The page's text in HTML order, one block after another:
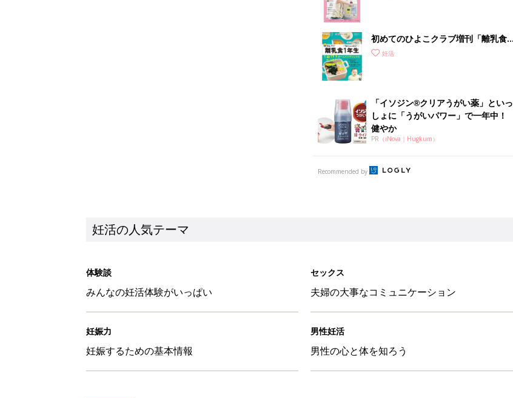
初めてのひよこクラブ増刊「離乳食1
年生 1皿作るだけ！オールインワン​レ
妊活
「イソジン®クリアうがい薬」といっ
しょに「うがいパワー」で一年中！
健やか
PR（iNova｜Hugkum）
Recommended by
妊活の人気テーマ
体験談
みんなの妊活体験がいっぱい
セックス
夫婦の大事なコミュニケーション
妊娠力
妊娠するための基本情報
男性妊活
男性の心と体を知ろう